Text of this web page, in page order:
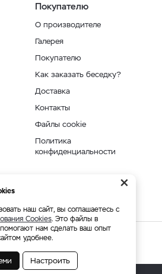
Покупателю
О производителе
Галерея
Покупателю
Как заказать беседку?
Доставка
Контакты
Файлы cookie
Политика
конфиденциальности
беседки от производителя с
×
наш сайт, вы соглашаетесь с
Cookies. Это файлы в
нам сделать ваш опыт
удобнее.
Настроить